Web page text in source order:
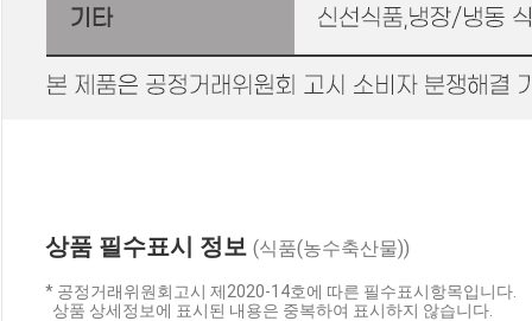
상품 필수표시 정보 (식품(농수축산물))
* 공정거래위원회고시 제2020-14호에 따른 필수표시항목입니다.
상품 상세정보에 표시된 내용은 중복하여 표시하지 않습니다.